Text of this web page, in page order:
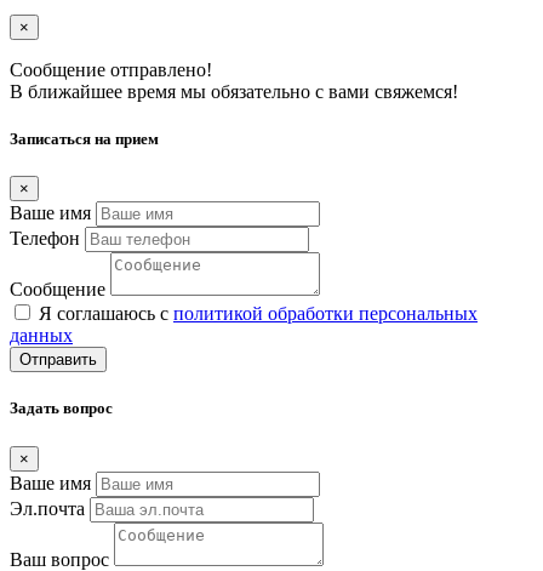
×
Сообщение отправлено!
В ближайшее время мы обязательно с вами свяжемся!
Записаться на прием
×
Ваше имя
Телефон
Сообщение
Я соглашаюсь с политикой обработки персональных
данных
Отправить
Задать вопрос
×
Ваше имя
Эл.почта
Ваш вопрос